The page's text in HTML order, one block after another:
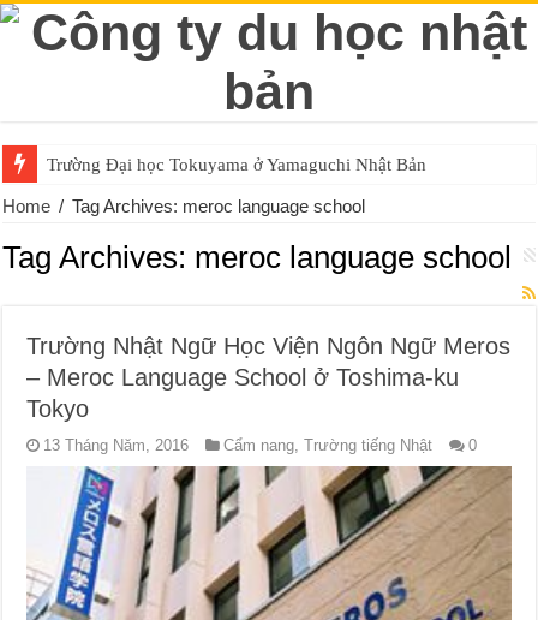
Trường Đại học Tokuyama ở Yamaguchi Nhật Bản
Home / Tag Archives: meroc language school
Tag Archives: meroc language school
Trường Nhật Ngữ Học Viện Ngôn Ngữ Meros
– Meroc Language School ở Toshima-ku
Tokyo
13 Tháng Năm, 2016 Cẩm nang,Trường tiếng Nhật 0